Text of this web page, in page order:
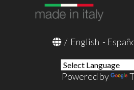
/ English -
Powered by